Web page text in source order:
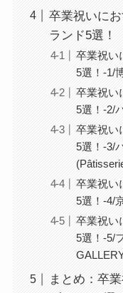
卒業祝いに
ランド5選！
卒業祝い
5選！-1/
卒業祝い
5選！-2/
卒業祝い
5選！-3/
卒業祝い
5選！-4/
卒業祝い
5選！-5/
まとめ：卒